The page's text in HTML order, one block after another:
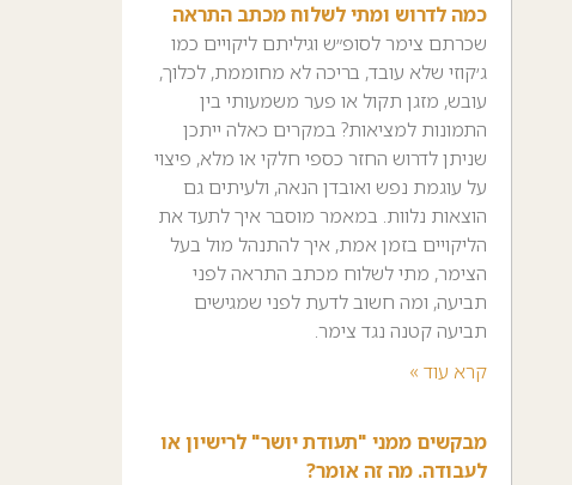
כמה לדרוש ומתי לשלוח מכתב התראה
שכרתם צימר לסופ״ש וגיליתם ליקויים כמו
ג׳קוזי שלא עובד, בריכה לא מחוממת, לכלוך,
עובש, מזגן תקול או פער משמעותי בין
התמונות למציאות? במקרים כאלה ייתכן
שניתן לדרוש החזר כספי חלקי או מלא, פיצוי
על עוגמת נפש ואובדן הנאה, ולעיתים גם
הוצאות נלוות. במאמר מוסבר איך לתעד את
הליקויים בזמן אמת, איך להתנהל מול בעל
הצימר, מתי לשלוח מכתב התראה לפני
תביעה, ומה חשוב לדעת לפני שמגישים
תביעה קטנה נגד צימר.
קרא עוד »
מבקשים ממני "תעודת יושר" לרישיון או
לעבודה. מה זה אומר?